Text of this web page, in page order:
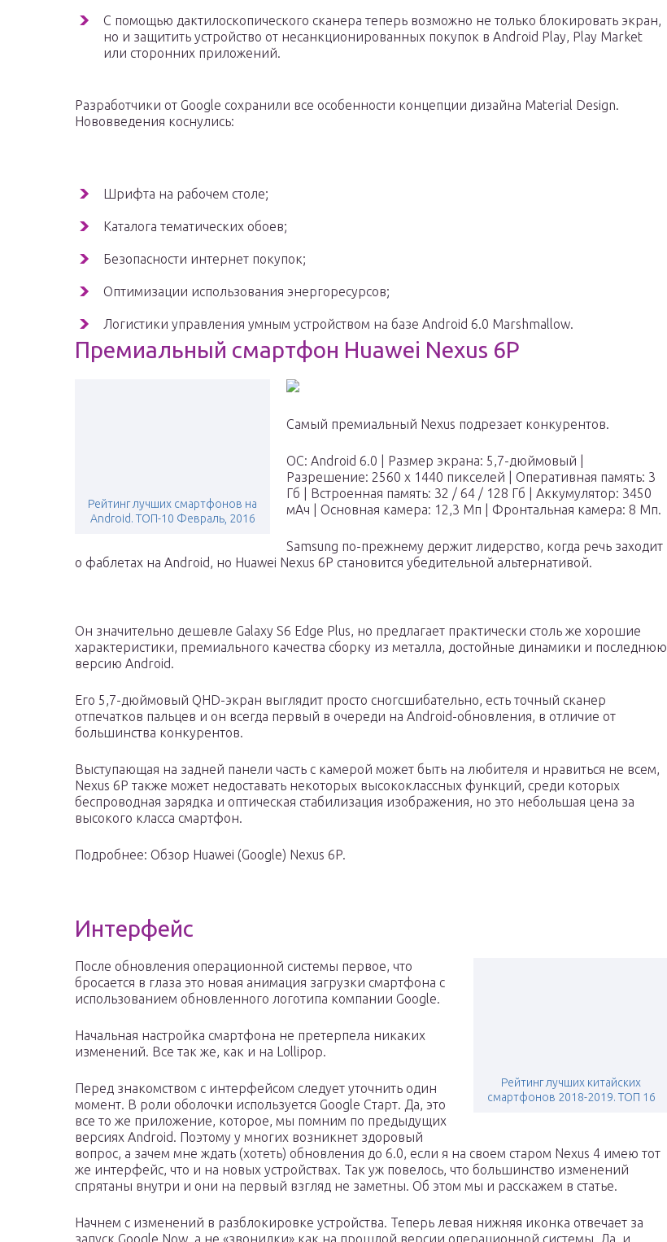
С помощью дактилоскопического сканера теперь возможно не только блокировать экран,
но и защитить устройство от несанкционированных покупок в Android Play, Play Market
или сторонних приложений.
Разработчики от Google сохранили все особенности концепции дизайна Material Design.
Нововведения коснулись:
Шрифта на рабочем столе;
Каталога тематических обоев;
Безопасности интернет покупок;
Оптимизации использования энергоресурсов;
Логистики управления умным устройством на базе Android 6.0 Marshmallow.
Премиальный смартфон Huawei Nexus 6P
Рейтинг лучших смартфонов на
Android. ТОП-10 Февраль, 2016
Самый премиальный Nexus подрезает конкурентов.
ОС: Android 6.0 | Размер экрана: 5,7-дюймовый |
Разрешение: 2560 х 1440 пикселей | Оперативная память: 3
Гб | Встроенная память: 32 / 64 / 128 Гб | Аккумулятор: 3450
мАч | Основная камера: 12,3 Мп | Фронтальная камера: 8 Мп.
Samsung по-прежнему держит лидерство, когда речь заходит
о фаблетах на Android, но Huawei Nexus 6P становится убедительной альтернативой.
Он значительно дешевле Galaxy S6 Edge Plus, но предлагает практически столь же хорошие
характеристики, премиального качества сборку из металла, достойные динамики и последнюю
версию Android.
Его 5,7-дюймовый QHD-экран выглядит просто сногсшибательно, есть точный сканер
отпечатков пальцев и он всегда первый в очереди на Android-обновления, в отличие от
большинства конкурентов.
Выступающая на задней панели часть с камерой может быть на любителя и нравиться не всем,
Nexus 6P также может недоставать некоторых высококлассных функций, среди которых
беспроводная зарядка и оптическая стабилизация изображения, но это небольшая цена за
высокого класса смартфон.
Подробнее: Обзор Huawei (Google) Nexus 6P.
Интерфейс
Рейтинг лучших китайских
смартфонов 2018-2019. ТОП 16
После обновления операционной системы первое, что
бросается в глаза это новая анимация загрузки смартфона с
использованием обновленного логотипа компании Google.
Начальная настройка смартфона не претерпела никаких
изменений. Все так же, как и на Lollipop.
Перед знакомством с интерфейсом следует уточнить один
момент. В роли оболочки используется Google Старт. Да, это
все то же приложение, которое, мы помним по предыдущих
версиях Android. Поэтому у многих возникнет здоровый
вопрос, а зачем мне ждать (хотеть) обновления до 6.0, если я на своем старом Nexus 4 имею тот
же интерфейс, что и на новых устройствах. Так уж повелось, что большинство изменений
спрятаны внутри и они на первый взгляд не заметны. Об этом мы и расскажем в статье.
Начнем с изменений в разблокировке устройства. Теперь левая нижняя иконка отвечает за
запуск Google Now, а не «звонилки» как на прошлой версии операционной системы. Да, и